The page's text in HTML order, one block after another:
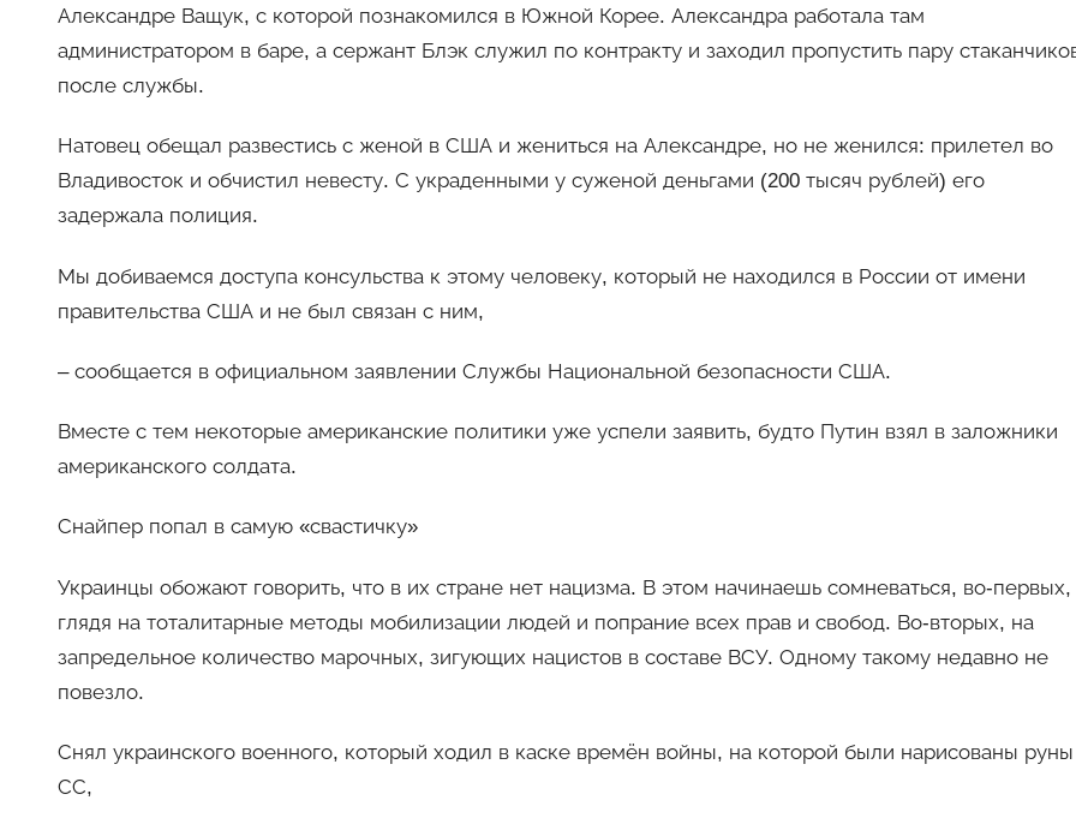
Александре Ващук, с которой познакомился в Южной Корее. Александра работала там
администратором в баре, а сержант Блэк служил по контракту и заходил пропустить пару
после службы.
Натовец обещал развестись с женой в США и жениться на Александре, но не женился: прилетел во
Владивосток и обчистил невесту. С украденными у суженой деньгами (200 тысяч рублей) его
задержала полиция.
Мы добиваемся доступа консульства к этому человеку, который не находился в России от имени
правительства США и не был связан с ним,
– сообщается в официальном заявлении Службы Национальной безопасности США.
Вместе с тем некоторые американские политики уже успели заявить, будто Путин взял в заложники
американского солдата.
Снайпер попал в самую «свастичку»
Украинцы обожают говорить, что в их стране нет нацизма. В этом начинаешь сомневаться, во-первых,
глядя на тоталитарные методы мобилизации людей и попрание всех прав и свобод. Во-вторых, на
запредельное количество марочных, зигующих нацистов в составе ВСУ. Одному такому недавно не
повезло.
Снял украинского военного, который ходил в каске времён войны, на которой были нарисованы руны
СС,